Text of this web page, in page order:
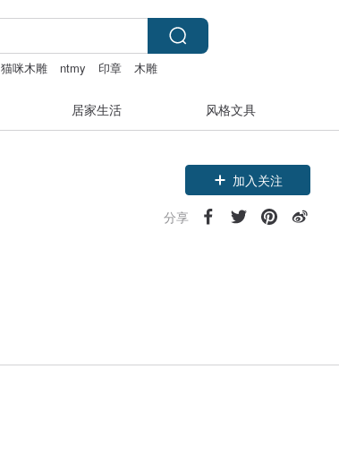
猫咪木雕 ntmy 印章 木雕
居家生活 风格文具
加入关注
分享